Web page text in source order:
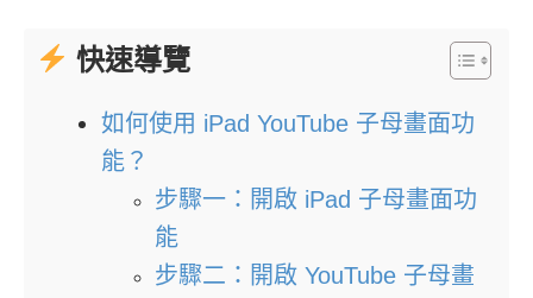
快速導覽
如何使用 iPad YouTube 子母畫面功
能？
步驟一：開啟 iPad 子母畫面功
能
步驟二：開啟 YouTube 子母畫